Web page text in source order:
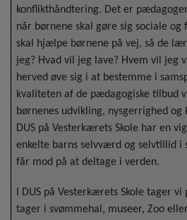
konflikthåndtering. Det er
når børnene skal gøre sig sociale
skal hjælpe børnene på vej, så de
jeg? Hvad vil jeg lave? Hvem vil jeg
herved øve sig i at bestemme i
kvaliteten af de pædagogiske tilbud
børnenes udvikling, nysgerrighed
DUS på Vesterkærets Skole har en
enkelte barns selvværd og selvtillid i
får mod på at deltage i verden.
I DUS på Vesterkærets Skole tager
tager i svømmehal, museer, Zoo